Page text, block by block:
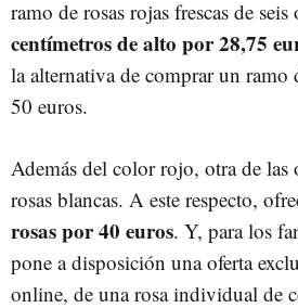
ramo de rosas rojas frescas de seis
centímetros de alto por 28,75
la alternativa de comprar un ramo
50 euros.
Además del color rojo, otra de las
rosas blancas. A este respecto,
rosas por 40 euros. Y, para los
pone a disposición una oferta
online, de una rosa individual de